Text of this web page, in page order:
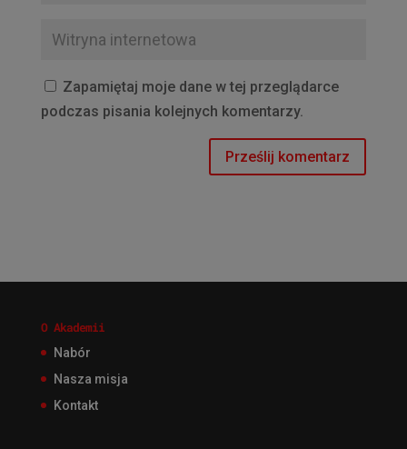
Zapamiętaj moje dane w tej przeglądarce
podczas pisania kolejnych komentarzy.
O Akademii
Nabór
Nasza misja
Kontakt